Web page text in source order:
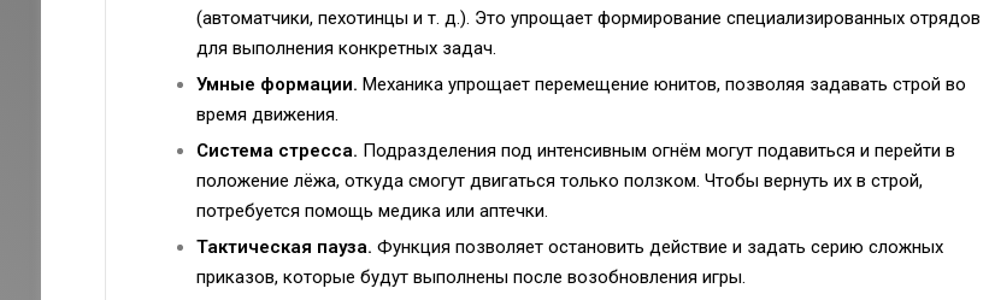
(автоматчики, пехотинцы и т. д.). Это упрощает формирование специализированных отрядов
для выполнения конкретных задач.
Умные формации. Механика упрощает перемещение юнитов, позволяя задавать строй во
время движения.
Система стресса. Подразделения под интенсивным огнём могут подавиться и перейти в
положение лёжа, откуда смогут двигаться только ползком. Чтобы вернуть их в строй,
потребуется помощь медика или аптечки.
Тактическая пауза. Функция позволяет остановить действие и задать серию сложных
приказов, которые будут выполнены после возобновления игры.